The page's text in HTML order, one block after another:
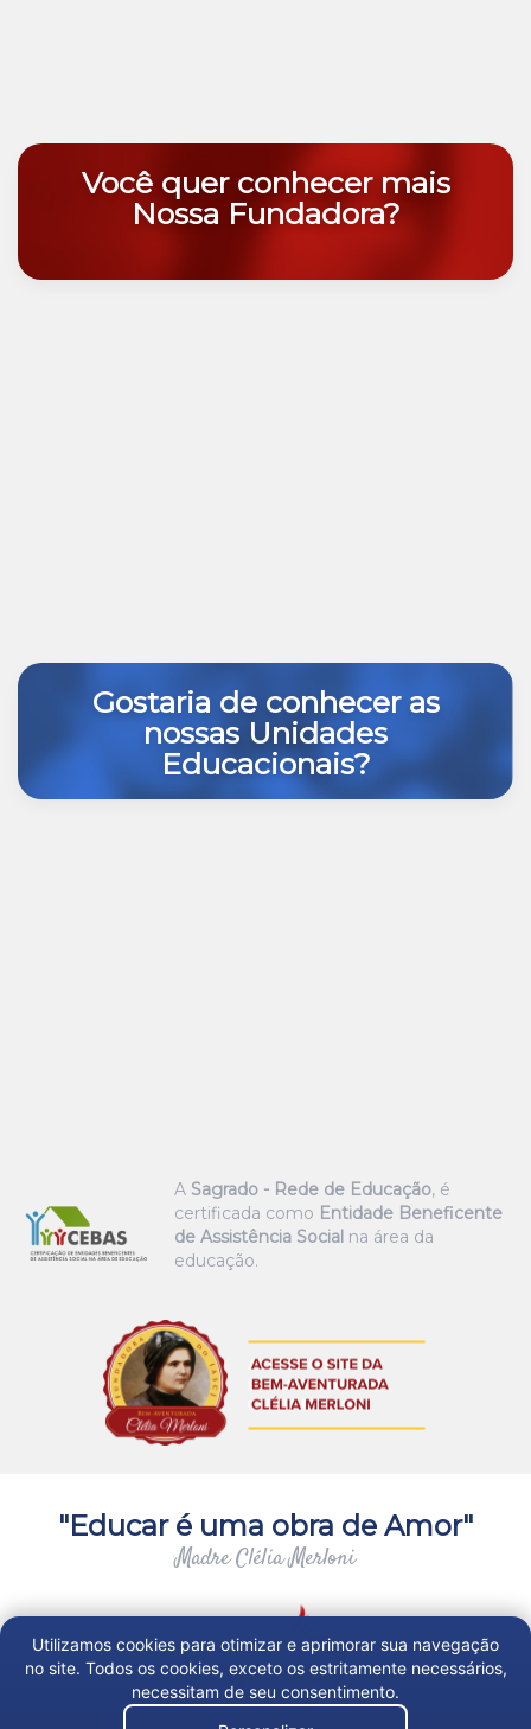
Você quer conhecer mais
Nossa Fundadora?
Gostaria de conhecer as
nossas Unidades
Educacionais?
A Sagrado - Rede de Educação, é
certificada como Entidade Beneficente
de Assistência Social na área da
educação.
"Educar é uma obra de Amor"
Madre Clélia Merloni
Utilizamos cookies para otimizar e aprimorar sua navegação
no site. Todos os cookies, exceto os estritamente necessários,
necessitam de seu consentimento.